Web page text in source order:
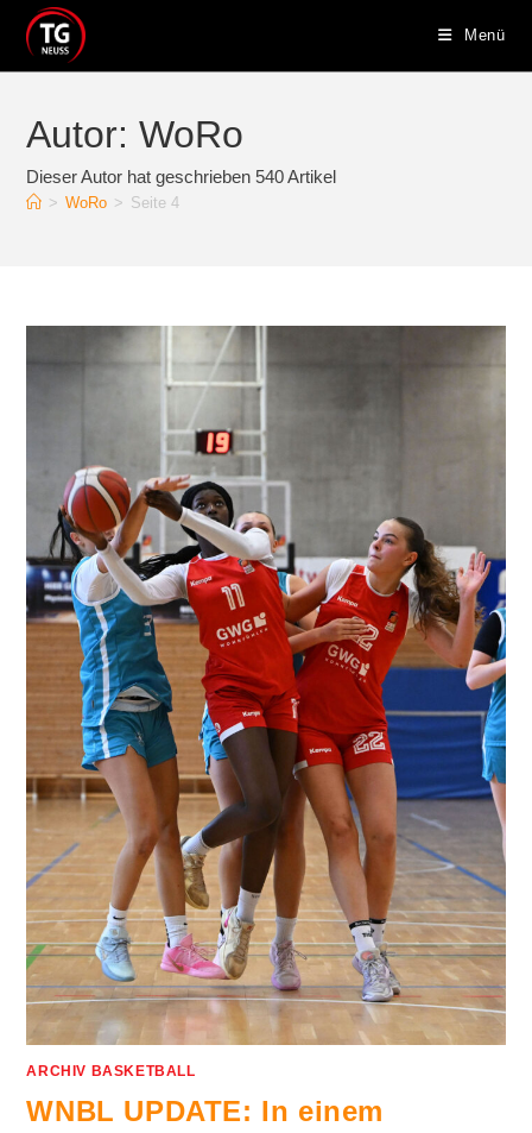
Inhalt
springen
Menü
Autor:WoRo
Dieser Autor hat geschrieben 540 Artikel
> WoRo > Seite 4
ARCHIV BASKETBALL
WNBL UPDATE: In einem